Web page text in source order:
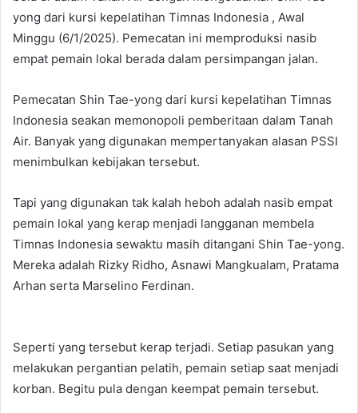
yong dari kursi kepelatihan Timnas Indonesia , Awal
Minggu (6/1/2025). Pemecatan ini memproduksi nasib
empat pemain lokal berada dalam persimpangan jalan.
Pemecatan Shin Tae-yong dari kursi kepelatihan Timnas
Indonesia seakan memonopoli pemberitaan dalam Tanah
Air. Banyak yang digunakan mempertanyakan alasan PSSI
menimbulkan kebijakan tersebut.
Tapi yang digunakan tak kalah heboh adalah nasib empat
pemain lokal yang kerap menjadi langganan membela
Timnas Indonesia sewaktu masih ditangani Shin Tae-yong.
Mereka adalah Rizky Ridho, Asnawi Mangkualam, Pratama
Arhan serta Marselino Ferdinan.
Seperti yang tersebut kerap terjadi. Setiap pasukan yang
melakukan pergantian pelatih, pemain setiap saat menjadi
korban. Begitu pula dengan keempat pemain tersebut.